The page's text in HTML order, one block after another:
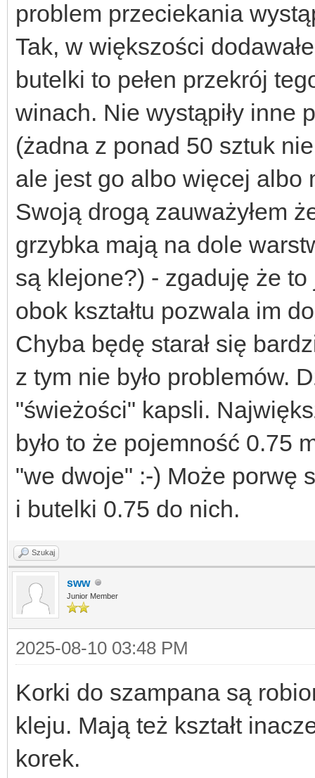
problem przeciekania
Tak, w większości
butelki to pełen przekrój
winach. Nie wystąpiły inne
(żadna z ponad 50 sztuk
ale jest go albo więcej albo
Swoją drogą zauważyłem
grzybka mają na dole
są klejone?) - zgaduję że
obok kształtu pozwala im
Chyba będę starał się
z tym nie było problemów.
"świeżości" kapsli.
było to że pojemność 0.75
"we dwoje" :-) Może porwę
i butelki 0.75 do nich.
Szukaj
sww
Junior Member
2025-08-10 03:48 PM
Korki do szampana są
kleju. Mają też kształt
korek.